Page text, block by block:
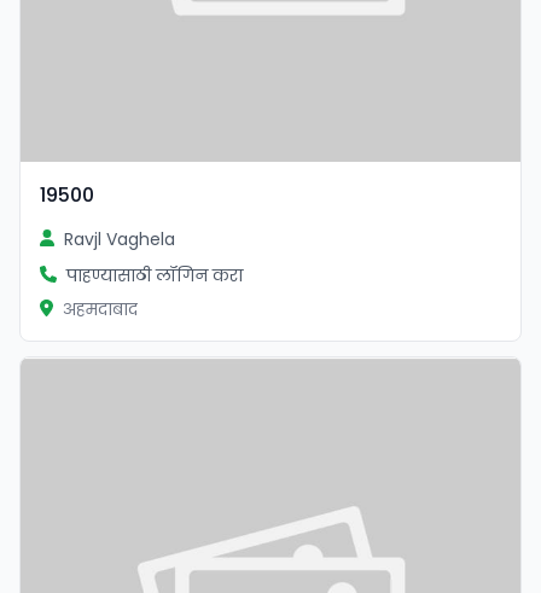
19500
Ravjl Vaghela
पाहण्यासाठी लॉगिन करा
अहमदाबाद